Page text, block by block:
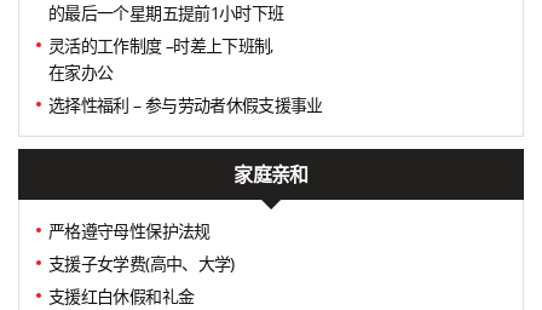
的最后一个星期五提前1小时下班
灵活的工作制度 –时差上下班制,
在家办公
选择性福利 – 参与劳动者休假支援事业
家庭亲和
严格遵守母性保护法规
支援子女学费(高中、大学)
支援红白休假和礼金